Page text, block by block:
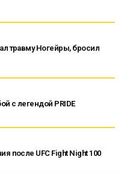
травму Ногейры, бросил
с легендой PRIDE
после UFC Fight Night 100